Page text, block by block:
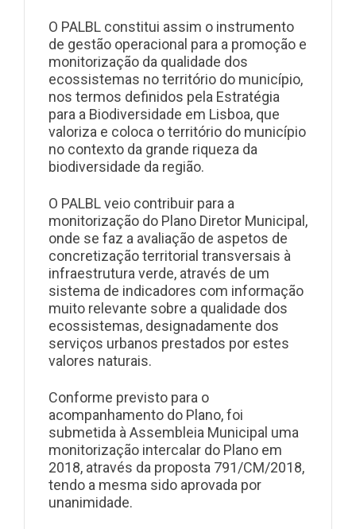
O PALBL constitui assim o instrumento
de gestão operacional para a promoção e
monitorização da qualidade dos
ecossistemas no território do município,
nos termos definidos pela Estratégia
para a Biodiversidade em Lisboa, que
valoriza e coloca o território do município
no contexto da grande riqueza da
biodiversidade da região.
O PALBL veio contribuir para a
monitorização do Plano Diretor Municipal,
onde se faz a avaliação de aspetos de
concretização territorial transversais à
infraestrutura verde, através de um
sistema de indicadores com informação
muito relevante sobre a qualidade dos
ecossistemas, designadamente dos
serviços urbanos prestados por estes
valores naturais.
Conforme previsto para o
acompanhamento do Plano, foi
submetida à Assembleia Municipal uma
monitorização intercalar do Plano em
2018, através da proposta 791/CM/2018,
tendo a mesma sido aprovada por
unanimidade.